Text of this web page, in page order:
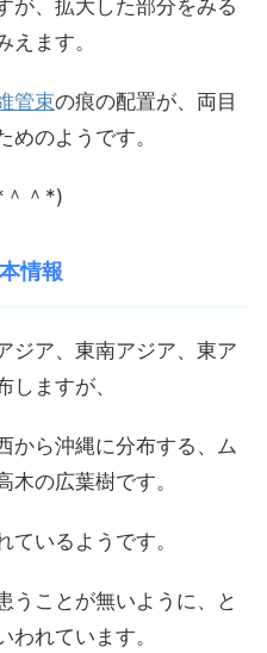
が、拡大した部分をみる
えます。
管束の痕の配置が、両目
めのようです。
＾＾*)
情報
ジア、東南アジア、東ア
しますが、
から沖縄に分布する、ム
木の広葉樹です。
いるようです。
うことが無いように、と
れています。